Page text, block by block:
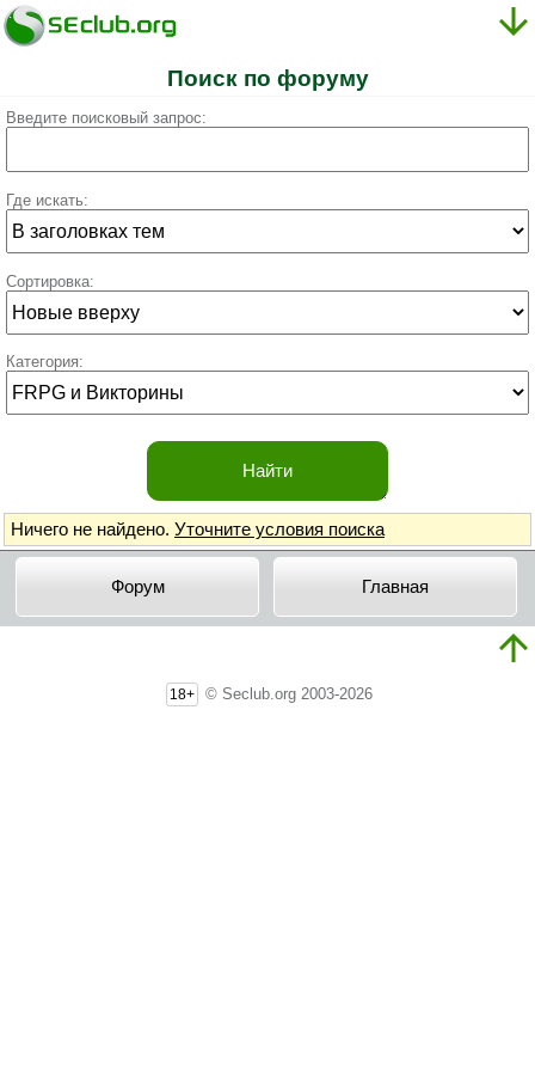
Поиск по форуму
Введите поисковый запрос:
Где искать:
Сортировка:
Категория:
Ничего не найдено. Уточните условия поиска
Форум Главная
18+ © Seclub.org 2003-2026